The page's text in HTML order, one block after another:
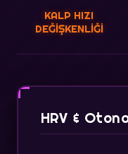
KALP HIZI
DEĞIŞKENLIĞI
HRV &